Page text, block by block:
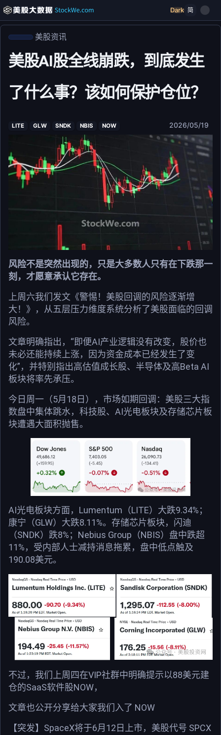
Dark 简
美股资讯
美股AI股全线崩跌，到底发生
了什么事？该如何保护仓位？
LITE GLW SNDK NBIS NOW 2026/05/19
风险不是突然出现的，只是大多数人只有在下跌那一
刻，才愿意承认它存在。
上周六我们发文《警惕！美股回调的风险逐渐增
大！》，从五层压力维度系统分析了美股面临的回调
风险。
文章明确指出，“即便AI产业逻辑没有改变，股价也
未必还能持续上涨，因为资金成本已经发生了变
化”，并特别指出高估值成长股、半导体及高Beta AI
板块将率先承压。
今日周一（5月18日），市场如期回调：美股三大指
数盘中集体跳水，科技股、AI光电板块及存储芯片板
块遭遇大面积抛售。
AI光电板块方面，Lumentum（LITE）大跌9.34%；
康宁（GLW）大跌8.11%。存储芯片板块，闪迪
（SNDK）跌8%；Nebius Group（NBIS）盘中跌超
11%，受内部人士减持消息拖累，盘中低点触及
190.08美元。
不过，我们上周四在VIP社群中明确提示以88美元建
仓的SaaS软件股NOW，
文章也公开分享给大家我们入了 NOW
【突发】SpaceX将于6月12日上市，美股代号 SPCX